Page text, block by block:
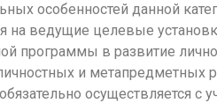
особенностей данной
на ведущие целевые
программы в развитие
и метапредметных
осуществляется с